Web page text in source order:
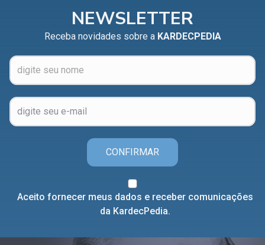
NEWSLETTER
Receba novidades sobre a KARDECPEDIA
CONFIRMAR
Aceito fornecer meus dados e receber comunicações
da KardecPedia.